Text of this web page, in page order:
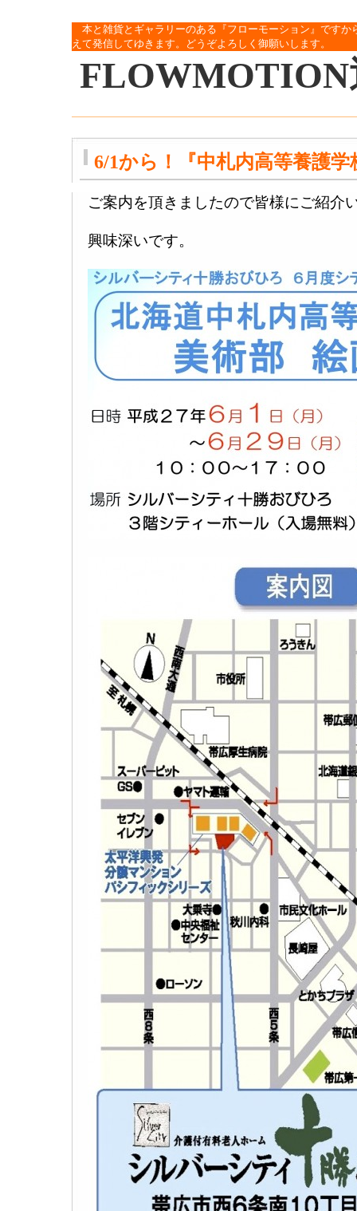
本と雑貨とギャラリーのある『フローモーション』です
えて発信してゆきます。どうぞよろしく御願いします。
FLOWMOTION
6/1から！『中札内高等養護
ご案内を頂きましたので皆様にご紹介
興味深いです。